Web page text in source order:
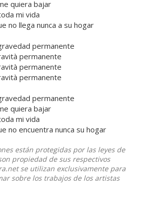
quiera bajar
mi vida
no llega nunca a su hogar
permanente
permanente
permanente
permanente
permanente
quiera bajar
mi vida
no encuentra nunca su hogar
están protegidas por las leyes de
propiedad de sus respectivos
se utilizan exclusivamente para
sobre los trabajos de los artistas